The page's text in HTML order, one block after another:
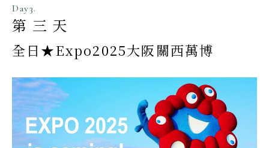
Day3.
第三天
全日★Expo2025大阪關西萬博